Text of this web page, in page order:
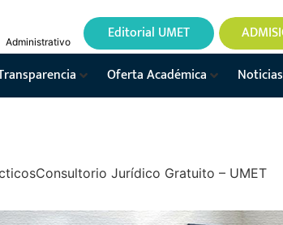
Administrativo Editorial UMET
Oferta Académica
Jurídico Gratuito – UMET